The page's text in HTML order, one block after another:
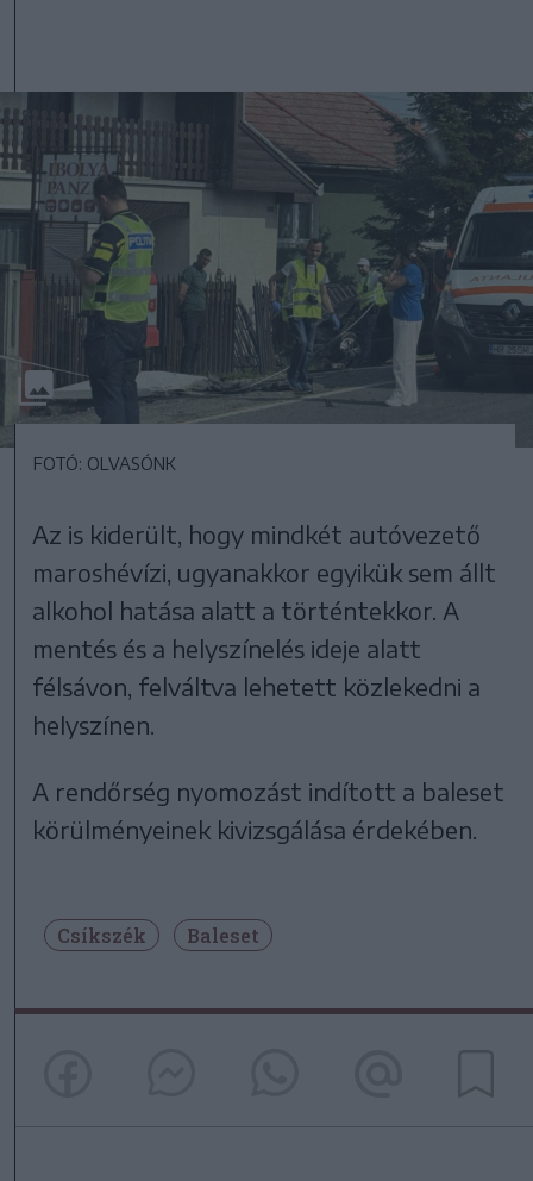
FOTÓ: OLVASÓNK
Az is kiderült, hogy mindkét autóvezető
maroshévízi, ugyanakkor egyikük sem állt
alkohol hatása alatt a történtekkor. A
mentés és a helyszínelés ideje alatt
félsávon, felváltva lehetett közlekedni a
helyszínen.
A rendőrség nyomozást indított a baleset
körülményeinek kivizsgálása érdekében.
Csíkszék Baleset